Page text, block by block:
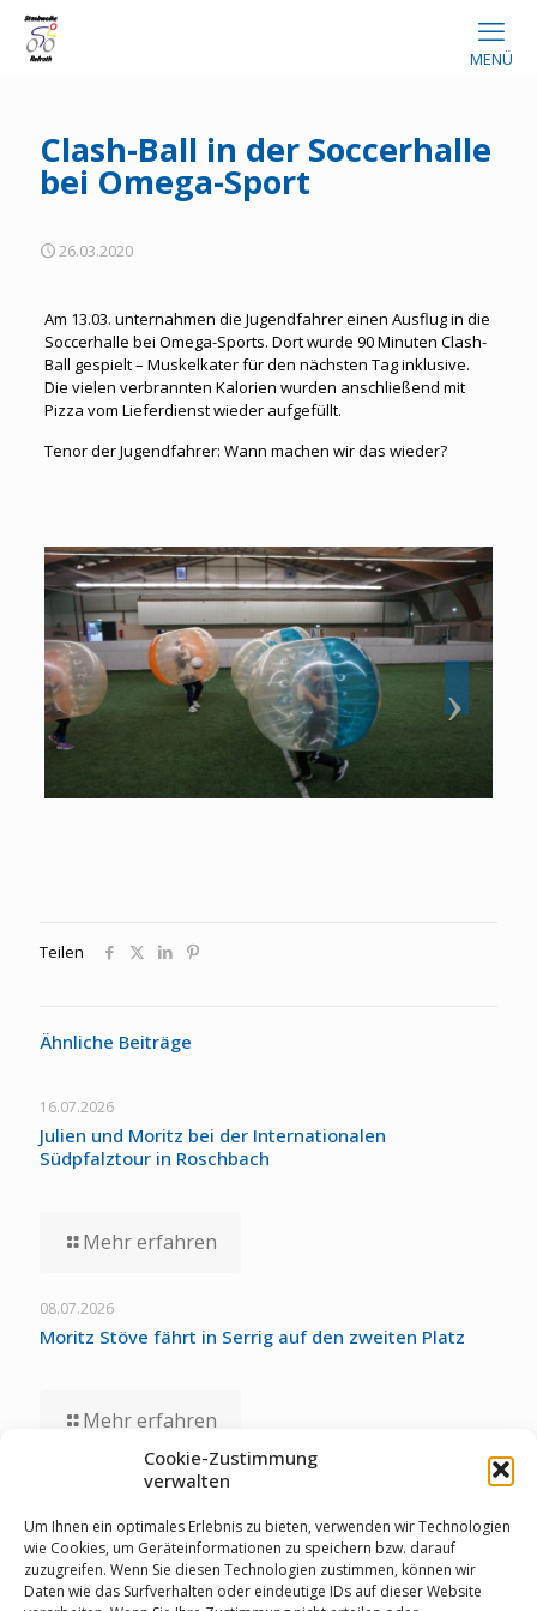
Cookie-Zustimmung
verwalten
Um Ihnen ein optimales Erlebnis zu bieten, verwenden wir Technologien
wie Cookies, um Geräteinformationen zu speichern bzw. darauf
zuzugreifen. Wenn Sie diesen Technologien zustimmen, können wir
Daten wie das Surfverhalten oder eindeutige IDs auf dieser Website
MENÜ
Clash-Ball in der Soccerhalle
bei Omega-Sport
26.03.2020
Am 13.03. unternahmen die Jugendfahrer einen Ausflug in die
Soccerhalle bei Omega-Sports. Dort wurde 90 Minuten Clash-
Ball gespielt – Muskelkater für den nächsten Tag inklusive.
Die vielen verbrannten Kalorien wurden anschließend mit
Pizza vom Lieferdienst wieder aufgefüllt.
Tenor der Jugendfahrer: Wann machen wir das wieder?
Teilen
Ähnliche Beiträge
16.07.2026
Julien und Moritz bei der Internationalen
Südpfalztour in Roschbach
Mehr erfahren
08.07.2026
Moritz Stöve fährt in Serrig auf den zweiten Platz
Mehr erfahren
Staubwolke-U17 zollt unglücklichen Umständen bei
Deutschen Meisterschaften Tribut